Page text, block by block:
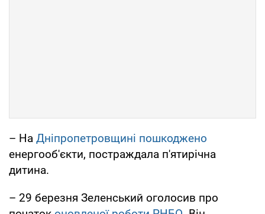
– На Дніпропетровщині пошкоджено
енергооб'єкти, постраждала п'ятирічна
дитина.
– 29 березня Зеленський оголосив про